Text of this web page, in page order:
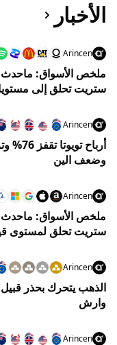
الأخبار
Arincen
ستريت تحلق إلى
Arincen
أرباح
وضعف الين
Arincen
Arincen
الذهب يتحرك بحذر
وارش
Arincen